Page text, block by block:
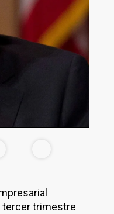
tercer trimestre